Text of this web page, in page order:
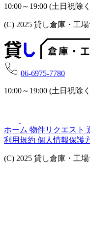
10:00～19:00 (土日祝除
(C) 2025 貸し倉庫・工
06-6975-7780
10:00～19:00 (土日祝除
ホーム 物件リクエスト
利用規約 個人情報保護
(C) 2025 貸し倉庫・工